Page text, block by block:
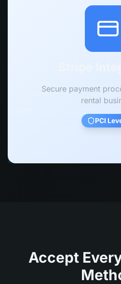
Secure payment
rental
PCI
Accept